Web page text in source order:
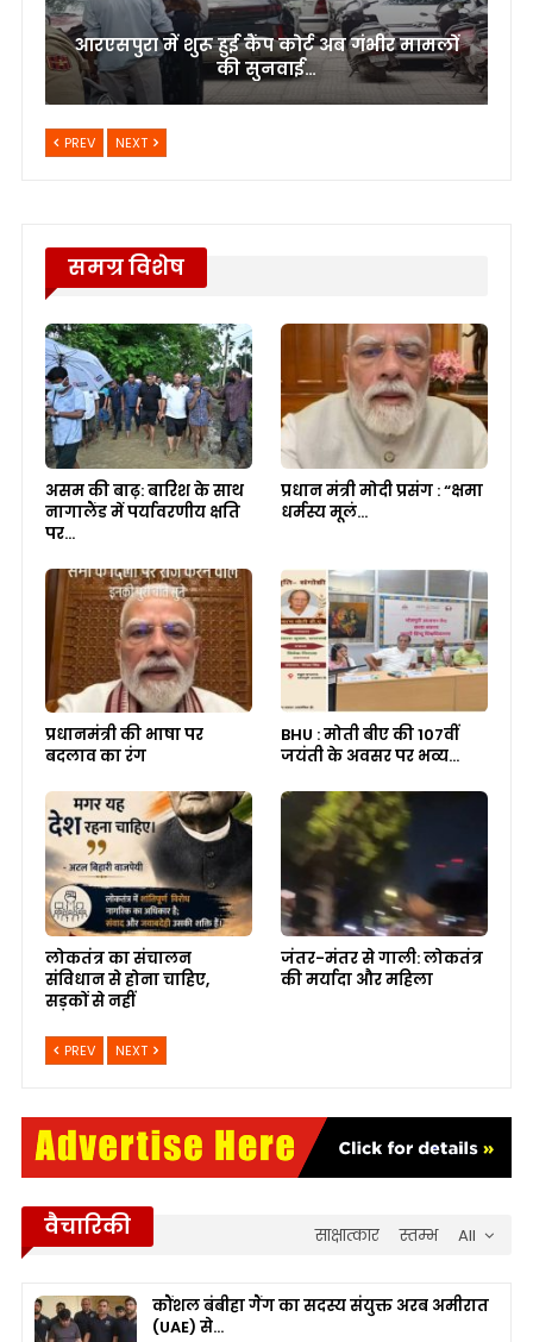
आरएसपुरा में शुरू हुई कैंप कोर्ट अब गंभीर मामलों
की सुनवाई…
PREV NEXT
समग्र विशेष
असम की बाढ़: बारिश के साथ
नागालैंड में पर्यावरणीय क्षति
पर…
प्रधान मंत्री मोदी प्रसंग : “क्षमा
धर्मस्य मूलं…
प्रधानमंत्री की भाषा पर
बदलाव का रंग
BHU : मोती बीए की 107वीं
जयंती के अवसर पर भव्य…
लोकतंत्र का संचालन
संविधान से होना चाहिए,
सड़कों से नहीं
जंतर-मंतर से गाली: लोकतंत्र
की मर्यादा और महिला
PREV NEXT
All
वैचारिकी स्तम्भ
साक्षात्कार
कौंशल बंबीहा गैंग का सदस्य संयुक्त अरब अमीरात
(UAE) से…